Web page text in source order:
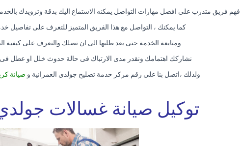
فهم فريق متدرب على افضل مهارات التواصل يمكنه الاستماع اليك بدقة وتزويدك
كما يمكنك ، التواصل مع هذا الفريق المتميز للتعرف على تفاصيل
ومتابعة الخدمة حتى بعد طلبها الى ان تصلك والتعرف على كيفية
نشاركك اهتمامك ونقدر مدى الارتباك فى حالة حدوث خلل او عطل فى
ولذلك ،اتصل بنا على رقم مركز خدمة تصليح جولدي العمرانية و صيانة
توكيل صيانة غسالات جولدي